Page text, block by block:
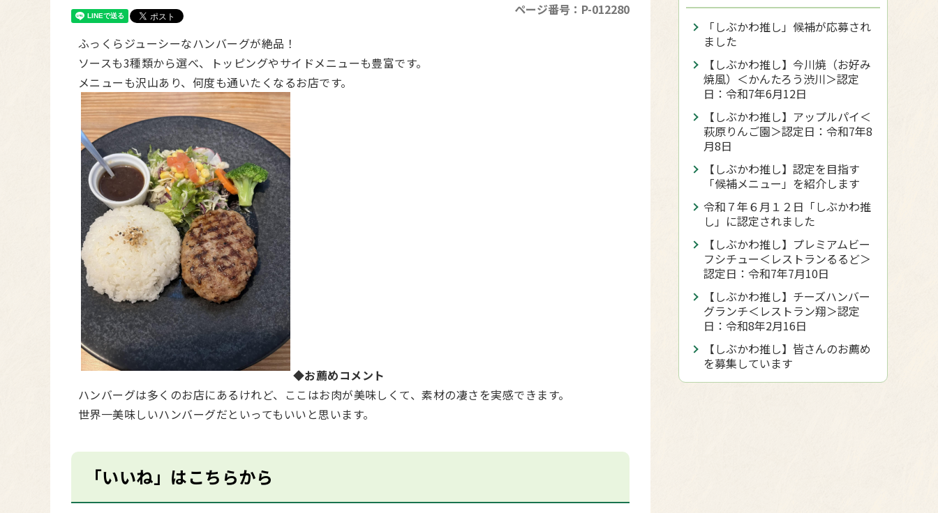
ページ番号：P-012280
ふっくらジューシーなハンバーグが絶品！
ソースも3種類から選べ、トッピングやサイドメニューも豊富です。
メニューも沢⼭あり、何度も通いたくなるお店です。
◆お薦めコメント
ハンバーグは多くのお店にあるけれど、ここはお⾁が美味しくて、素材の凄さを実感できます。
世界⼀美味しいハンバーグだといってもいいと思います。
「いいね」はこちらから
「しぶかわ推し」候補が応募され
ました
【しぶかわ推し】今川焼（お好み
焼風）＜かんたろう渋川＞認定
日：令和7年6月12日
【しぶかわ推し】アップルパイ＜
萩原りんご園＞認定日：令和7年8
月8日
【しぶかわ推し】認定を目指す
「候補メニュー」を紹介します
令和７年６月１２日「しぶかわ推
し」に認定されました
【しぶかわ推し】プレミアムビー
フシチュー＜レストランるるど＞
認定日：令和7年7月10日
【しぶかわ推し】チーズハンバー
グランチ＜レストラン翔＞認定
日：令和8年2月16日
【しぶかわ推し】皆さんのお薦め
を募集しています